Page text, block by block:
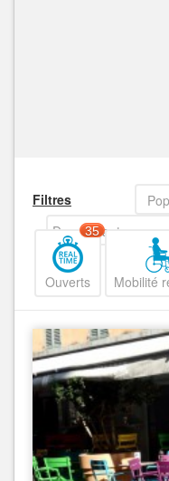
Filtres
Decroissant
Ouverts
35
Mobilité